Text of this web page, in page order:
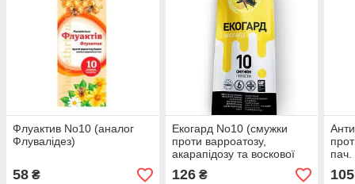
Флуактив No10 (аналог
Флувалідез)
58 ₴
Екогард No10 (смужки
проти варроатозу,
акарапідозу та воскової
молі)
126₴
пач.
105